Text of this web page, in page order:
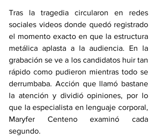
Tras la tragedia circularon en redes
sociales videos donde quedó registrado
el momento exacto en que la estructura
metálica aplasta a la audiencia. En la
grabación se ve a los candidatos huir tan
rápido como pudieron mientras todo se
derrumbaba. Acción que llamó bastane
la atención y dividió opiniones, por lo
que la especialista en lenguaje corporal,
Maryfer Centeno examinó cada
segundo.